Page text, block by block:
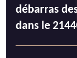
débarras
dans le